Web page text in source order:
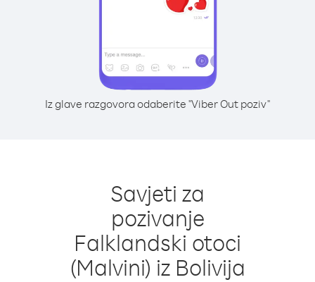
Iz glave razgovora odaberite "Viber Out poziv"
Savjeti za
pozivanje
Falklandski otoci
(Malvini) iz Bolivija